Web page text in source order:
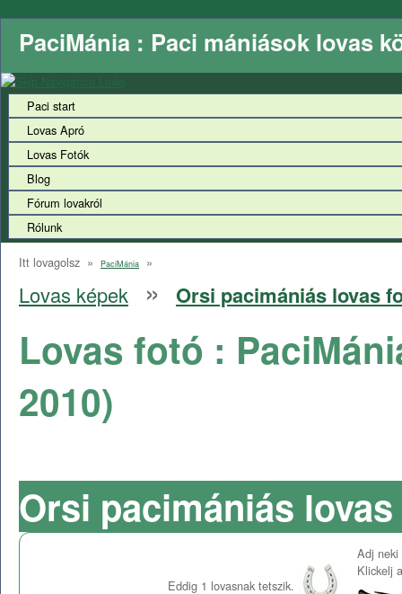
PaciMánia : Paci mániások lovas
Paci start
Lovas Apró
Lovas Fotók
Blog
Fórum lovakról
Rólunk
Itt lovagolsz » PaciMánia »
Lovas képek » Orsi pacimániás lovas
Lovas fotó :
2010)
Orsi pacimániás
Eddig 1 lovasnak tetszik.
Adj
Klickelj